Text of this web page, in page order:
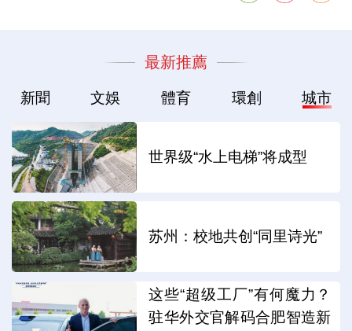
最新推薦
新聞 文娛 體育 環創 城市
世界级“水上电梯”将成型
苏州：校地共创“同里诗光”
这些“超级工厂”有何魔力？
驻华外交官解码合肥智造新